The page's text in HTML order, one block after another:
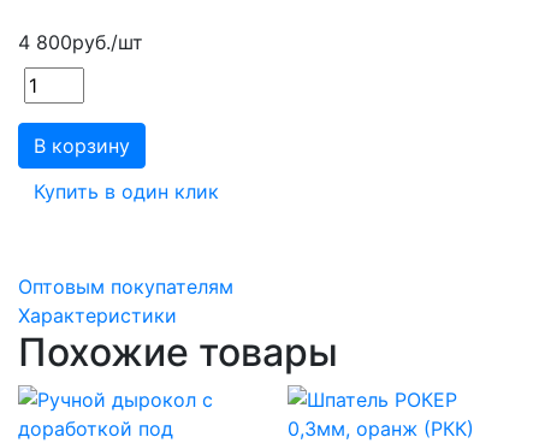
4 800руб./шт
В корзину
Купить в один клик
Оптовым покупателям
Характеристики
Похожие товары